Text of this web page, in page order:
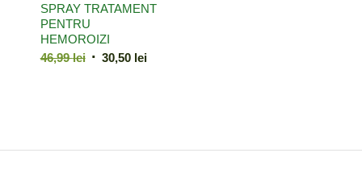
SPRAY TRATAMENT
PENTRU
HEMOROIZI
46,99lei Prețul
30,50 leiPrețul